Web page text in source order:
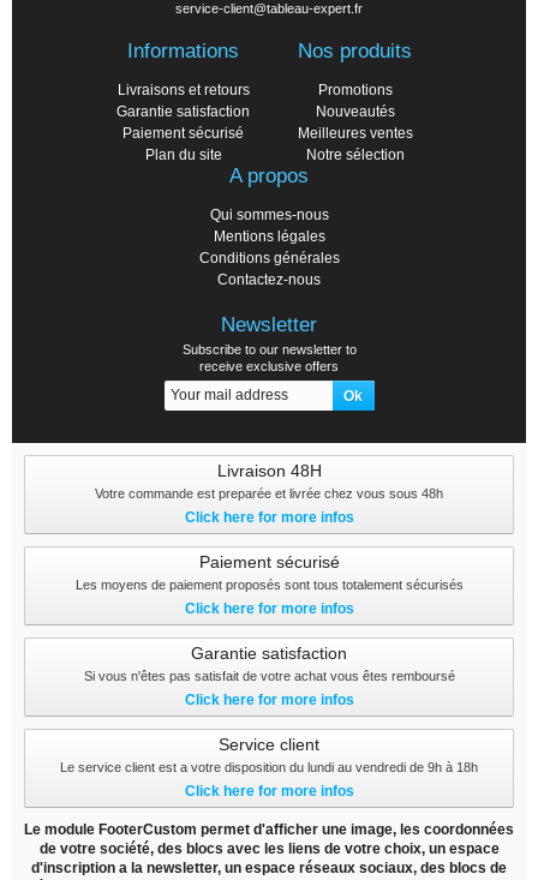
service-client@tableau-expert.fr
Informations
Livraisons et retours
Garantie satisfaction
Paiement sécurisé
Plan du site
Nos produits
Promotions
Nouveautés
Meilleures ventes
Notre sélection
A propos
Qui sommes-nous
Mentions légales
Conditions générales
Contactez-nous
Newsletter
Subscribe to our newsletter to
receive exclusive offers
Livraison 48H
Votre commande est preparée et livrée chez vous sous 48h
Click here for more infos
Paiement sécurisé
Les moyens de paiement proposés sont tous totalement sécurisés
Click here for more infos
Garantie satisfaction
Si vous n'êtes pas satisfait de votre achat vous êtes remboursé
Click here for more infos
Service client
Le service client est a votre disposition du lundi au vendredi de 9h à 18h
Click here for more infos
Le module FooterCustom permet d'afficher une image, les coordonnées
de votre société, des blocs avec les liens de votre choix, un espace
d'inscription a la newsletter, un espace réseaux sociaux, des blocs de